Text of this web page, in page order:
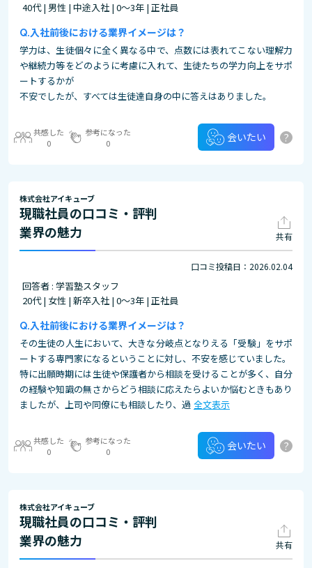
40代 | 男性 | 中途入社 | 0～3年 | 正社員
入社前後における業界イメージは？
学力は、生徒個々に全く異なる中で、点数には表れてこない理解力
や継続力等をどのように考慮に入れて、生徒たちの学力向上をサポ
ートするかが
不安でしたが、すべては生徒達自身の中に答えはありました。
共感した
0
参考になった
0
会いたい ?
株式会社アイキューブ
現職社員の口コミ・評判
業界の魅力
共有
口コミ投稿日：2026.02.04
回答者 : 学習塾スタッフ
20代 | 女性 | 新卒入社 | 0～3年 | 正社員
入社前後における業界イメージは？
その生徒の人生において、大きな分岐点となりえる「受験」をサポ
ートする専門家になるということに対し、不安を感じていました。
特に出願時期には生徒や保護者から相談を受けることが多く、自分
の経験や知識の無さからどう相談に応えたらよいか悩むときもあり
ましたが、上司や同僚にも相談したり、過 全文表示
共感した
0
参考になった
0
会いたい ?
株式会社アイキューブ
現職社員の口コミ・評判
業界の魅力
共有